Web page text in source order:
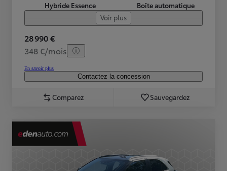
Hybride Essence
Boîte automatique
Voir plus
28 990 €
348 €/mois
En savoir plus
Contactez la concession
Comparez Sauvegardez